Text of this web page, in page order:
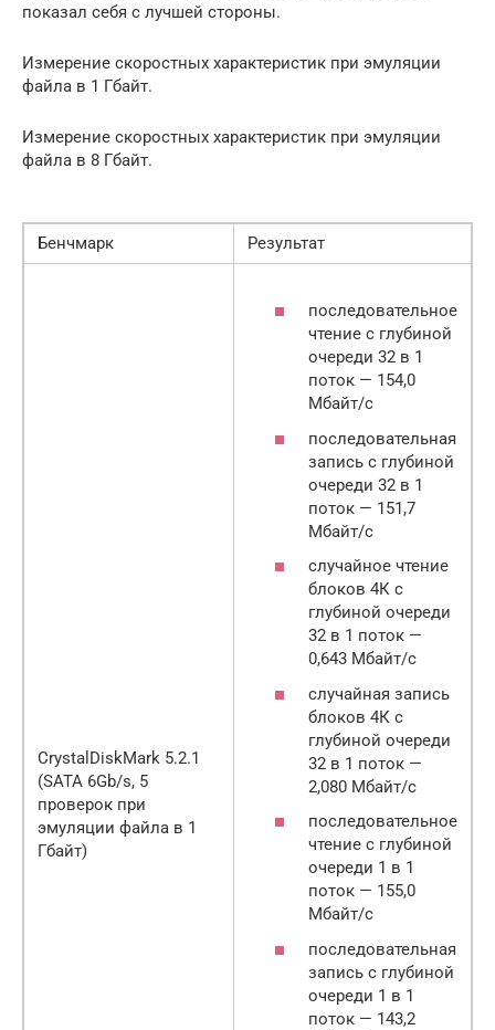
показал себя с лучшей стороны.
Измерение скоростных характеристик при эмуляции
файла в 1 Гбайт.
Измерение скоростных характеристик при эмуляции
файла в 8 Гбайт.
Бенчмарк Результат
CrystalDiskMark 5.2.1
(SATA 6Gb/s, 5
проверок при
эмуляции файла в 1
Гбайт)
последовательное
чтение с глубиной
очереди 32 в 1
поток — 154,0
Мбайт/с
последовательная
запись с глубиной
очереди 32 в 1
поток — 151,7
Мбайт/с
случайное чтение
блоков 4К с
глубиной очереди
32 в 1 поток —
0,643 Мбайт/с
случайная запись
блоков 4К с
глубиной очереди
32 в 1 поток —
2,080 Мбайт/с
последовательное
чтение с глубиной
очереди 1 в 1
поток — 155,0
Мбайт/с
последовательная
запись с глубиной
очереди 1 в 1
поток — 143,2